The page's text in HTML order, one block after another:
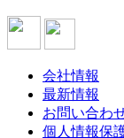
会社情報
最新情報
お問い合わ
個人情報保